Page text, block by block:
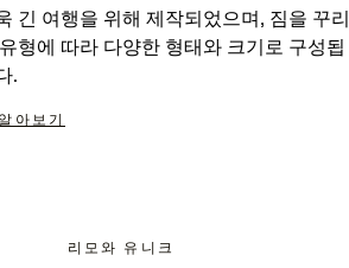
긴 여행을 위해 제작되었으며, 짐을 꾸리
형에 따라 다양한 형태와 크기로 구성됩
.
아보기
리모와 유니크